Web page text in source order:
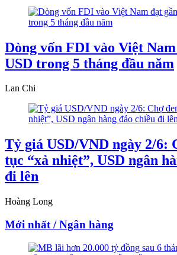
Dòng vốn FDI vào Việt
USD trong 5 tháng đầu năm
Lan Chi
Tỷ giá USD/VND ngày 2/6:
tục “xả nhiệt”, USD ngân
đi lên
Hoàng Long
Mới nhất / Ngân hàng